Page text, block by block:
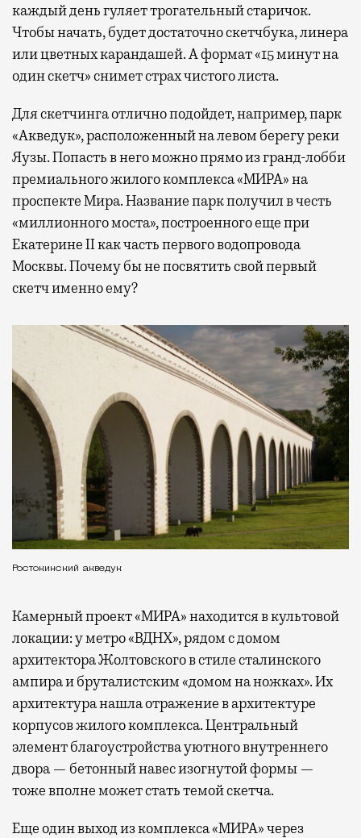
каждый день гуляет трогательный старичок.
Чтобы начать, будет достаточно скетчбука, линера
или цветных карандашей. А формат «15 минут на
один скетч» снимет страх чистого листа.
Для скетчинга отлично подойдет, например, парк
«Акведук», расположенный на левом берегу реки
Яузы. Попасть в него можно прямо из гранд-лобби
премиального жилого комплекса «МИРА» на
проспекте Мира. Название парк получил в честь
«миллионного моста», построенного еще при
Екатерине II как часть первого водопровода
Москвы. Почему бы не посвятить свой первый
скетч именно ему?
Ростокинский акведук
Камерный проект «МИРА» находится в культовой
локации: у метро «ВДНХ», рядом с домом
архитектора Жолтовского в стиле сталинского
ампира и бруталистским «домом на ножках». Их
архитектура нашла отражение в архитектуре
корпусов жилого комплекса. Центральный
элемент благоустройства уютного внутреннего
двора — бетонный навес изогнутой формы —
тоже вполне может стать темой скетча.
Еще один выход из комплекса «МИРА» через